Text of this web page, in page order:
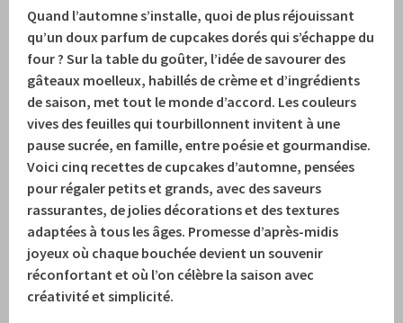
Quand l’automne s’installe, quoi de plus réjouissant
qu’un doux parfum de cupcakes dorés qui s’échappe du
four ? Sur la table du goûter, l’idée de savourer des
gâteaux moelleux, habillés de crème et d’ingrédients
de saison, met tout le monde d’accord. Les couleurs
vives des feuilles qui tourbillonnent invitent à une
pause sucrée, en famille, entre poésie et gourmandise.
Voici cinq recettes de cupcakes d’automne, pensées
pour régaler petits et grands, avec des saveurs
rassurantes, de jolies décorations et des textures
adaptées à tous les âges. Promesse d’après-midis
joyeux où chaque bouchée devient un souvenir
réconfortant et où l’on célèbre la saison avec
créativité et simplicité.